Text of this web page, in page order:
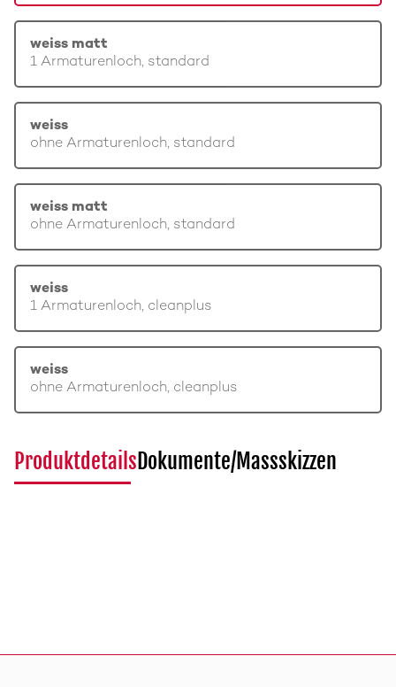
weiss matt
1 Armaturenloch, standard
weiss
ohne Armaturenloch, standard
weiss matt
ohne Armaturenloch, standard
weiss
1 Armaturenloch, cleanplus
weiss
ohne Armaturenloch, cleanplus
ProduktdetailsDokumente/Massskizzen